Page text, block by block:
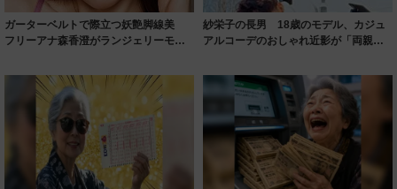
ガーターベルトで際立つ妖艶脚線美
フリーアナ森香澄がランジェリーモデ
紗栄子の長男 18歳のモデル、カジュ
アルコーデのおしゃれ近影が「両親の